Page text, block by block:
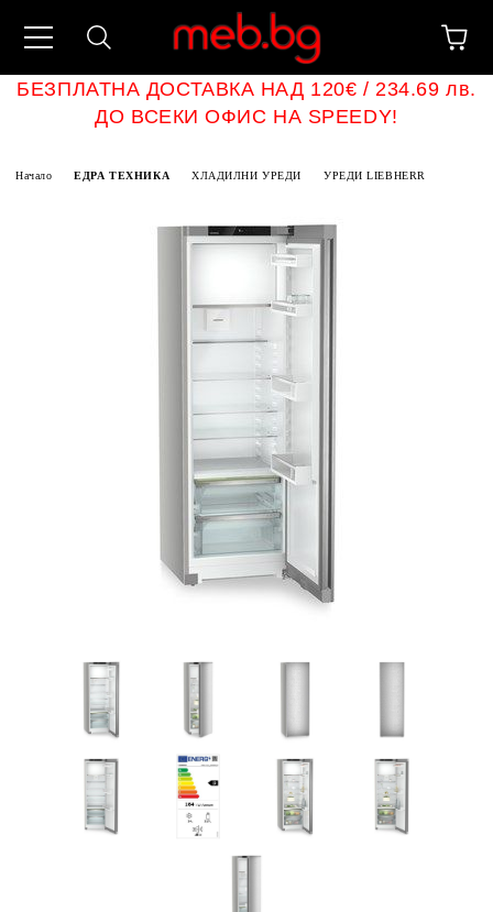
БЕЗПЛАТНА ДОСТАВКА НАД 120€ / 234.69 лв.
ДО ВСЕКИ ОФИС НА SPEEDY!
Начало ЕДРА ТЕХНИКА ХЛАДИЛНИ УРЕДИ УРЕДИ LIEBHERR